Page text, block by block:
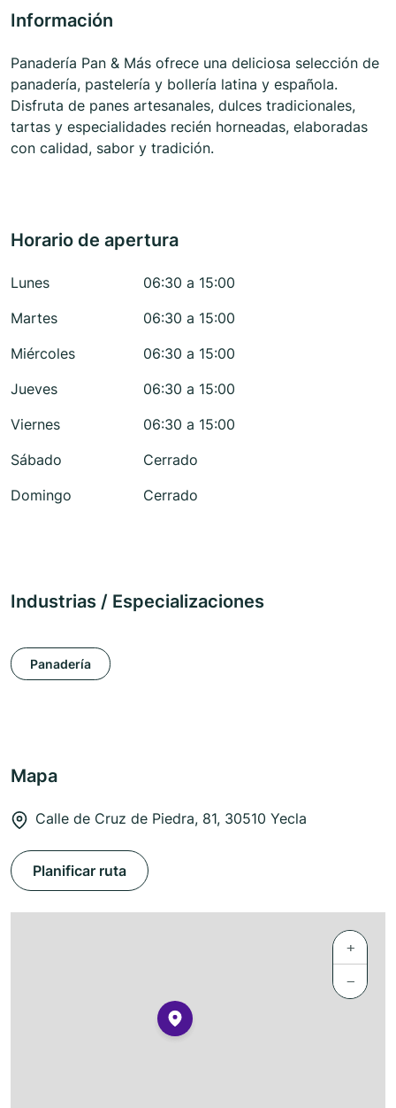
Información
Panadería Pan & Más ofrece una deliciosa selección de
panadería, pastelería y bollería latina y española.
Disfruta de panes artesanales, dulces tradicionales,
tartas y especialidades recién horneadas, elaboradas
con calidad, sabor y tradición.
Horario de apertura
Lunes
06:30 a 15:00
Martes
06:30 a 15:00
Miércoles
06:30 a 15:00
Jueves
06:30 a 15:00
Viernes
06:30 a 15:00
Sábado
Cerrado
Domingo
Cerrado
Industrias / Especializaciones
Panadería
Mapa
Calle de Cruz de Piedra, 81, 30510 Yecla
Planificar ruta
+
−